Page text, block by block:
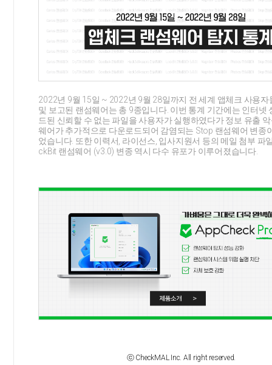
2022년 9월 15일 ~ 2022년 9월 28일까지 전 세계 앱체크 사용자
및 보고된 랜섬웨어는 총 9종입니다. 이번 통계 기간에는 인터넷
드된 신뢰할 수 없는 파일을 사용자가 실행하였다가 정보 유출
웨어가 추가적으로 다운로드되어 감염되는 Stop 랜섬웨어 변종
었습니다. 또한 이력서, 라이선스, 입사지원서 등의 메일 첨부 파
ckBit 랜섬웨어 (v3.0) 변종 역시 다수 유포가 이루어졌습니다.
ⓒ CheckMAL Inc. All right reserved.